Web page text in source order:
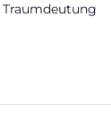
Traumdeutung